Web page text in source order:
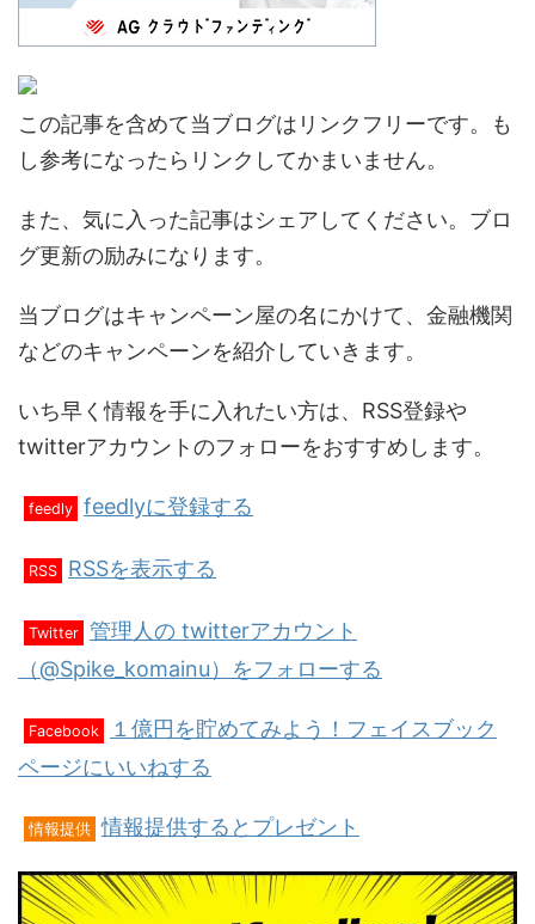
この記事を含めて当ブログはリンクフリーです。も
し参考になったらリンクしてかまいません。
また、気に入った記事はシェアしてください。ブロ
グ更新の励みになります。
当ブログはキャンペーン屋の名にかけて、金融機関
などのキャンペーンを紹介していきます。
いち早く情報を手に入れたい方は、RSS登録や
twitterアカウントのフォローをおすすめします。
feedly feedlyに登録する
RSS RSSを表示する
Twitter 管理人の twitterアカウント
（@Spike_komainu）をフォローする
Facebook
１億円を貯めてみよう！フェイスブック
ページにいいねする
情報提供 情報提供するとプレゼント